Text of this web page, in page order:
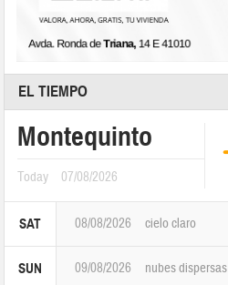
EL TIEMPO
Montequinto
Today 07/08/2026
SAT 08/08/2026 cielo claro
SUN 09/08/2026 nubes dispersas